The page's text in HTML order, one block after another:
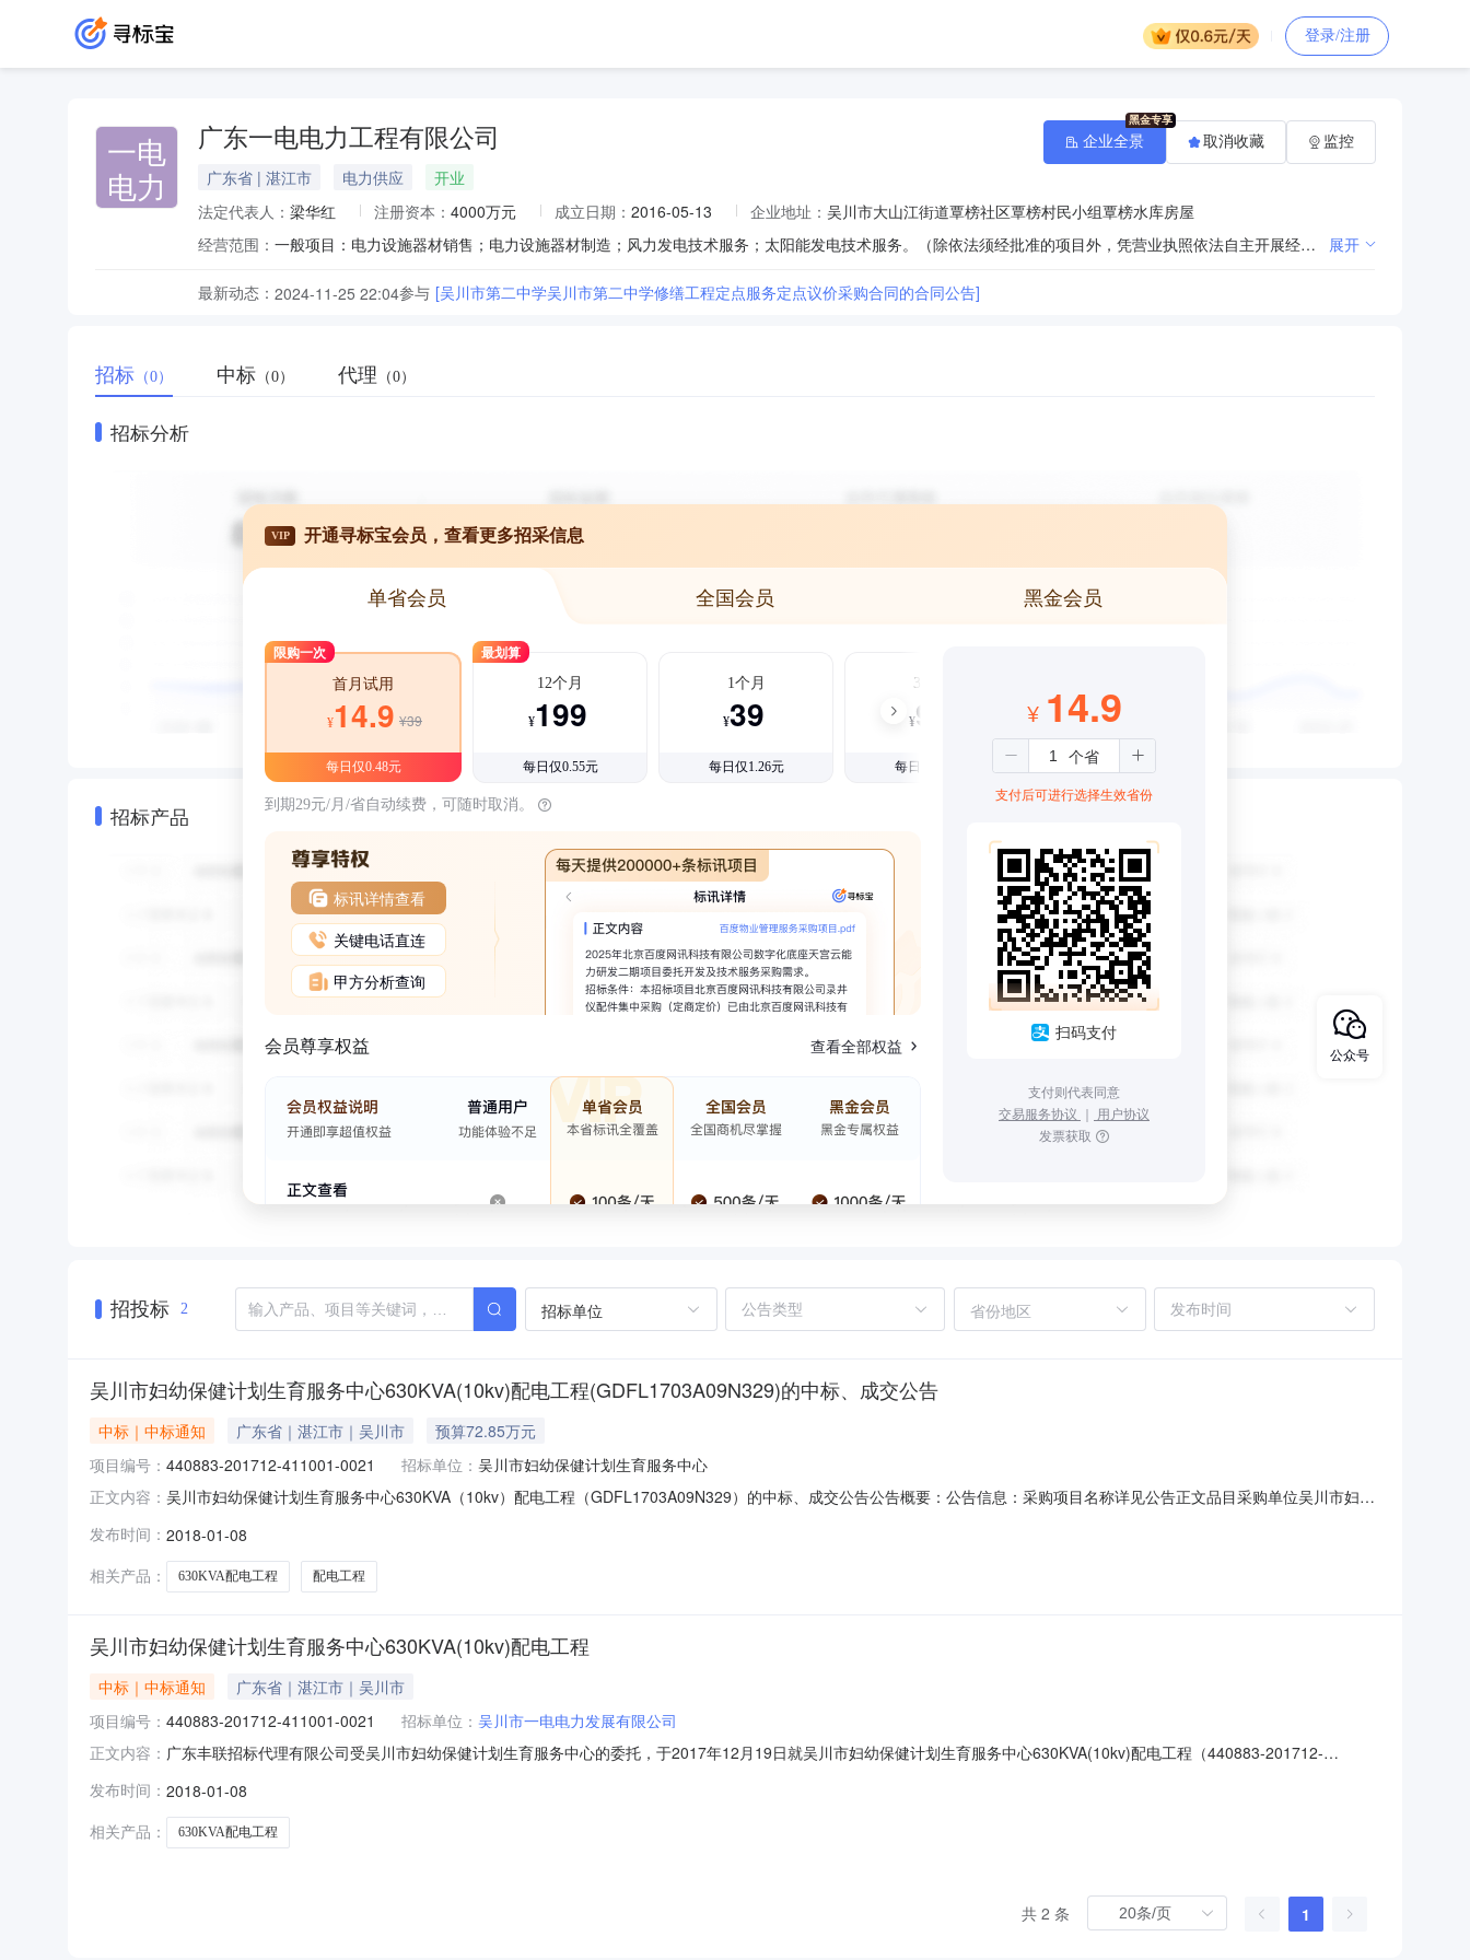
登录/注册
一电
电力
广东一电电力工程有限公司
广东省 | 湛江市 电力供应
开业
法定代表人： 梁华红 注册资本： 4000万元 成立日期： 2016-05-13 企业地址： 吴川市大山江街道覃榜社区覃榜村民小组覃榜水库房屋
经营范围：
一般项目：电力设施器材销售；电力设施器材制造；风力发电技术服务；太阳能发电技术服务。（除依法须经批准的项目外，凭营业执照依法自主开展经营活动）许可项目：输电、供电、受电电力设施的安装、维修和试验；建设工程施工；建设工程设计；建设工程监理；水运工程监理；公路工程监理；电气安装服务；水利工程建设监理；发电业务、输电业务、供（配）电业务；建筑劳务分包。（依法须经批准的项目，经相关部门批准后方可开展经营活动，具体经营项目以相关部门批准文件或许可证件为准） 展开
最新动态： 2024-11-25 22:04参与 [吴川市第二中学吴川市第二中学修缮工程定点服务定点议价采购合同的合同公告]
企业全景 取消收藏 监控
招标 （0） 中标 （0） 代理 （0）
招标分析
招标产品
VIP 开通寻标宝会员，查看更多招采信息
单省会员 全国会员 黑金会员
限购一次
首月试用
¥14.9 ¥39
每日仅0.48元
最划算
12个月
¥199
每日仅0.55元
1个月
¥39
每日仅1.26元
3个月
¥99
每日仅1.08元
到期29元/月/省自动续费，可随时取消。
标讯详情查看
关键电话直连
甲方分析查询
会员尊享权益 查看全部权益
¥ 14.9
支付后可进行选择生效省份
扫码支付
支付则代表同意
交易服务协议 ｜ 用户协议
发票获取
招投标 2 招标单位 省份地区
吴川市妇幼保健计划生育服务中心630KVA(10kv)配电工程(GDFL1703A09N329)的中标、成交公告
中标｜中标通知 广东省｜湛江市｜吴川市
预算72.85万元
项目编号： 440883-201712-411001-0021 招标单位： 吴川市妇幼保健计划生育服务中心
正文内容： 吴川市妇幼保健计划生育服务中心630KVA（10kv）配电工程（GDFL1703A09N329）的中标、成交公告公告概要：公告信息：采购项目名称详见公告正文品目采购单位吴川市妇幼
联系人及联系方式：项目联系人详见公告正文项目联系电话详见公告正文采购单位吴川市妇幼保健计划生育服务中心采购单位地址详见公告正文采购单位联系方式详见公告正文代理
机构名称广东丰
发布时间： 2018-01-08
相关产品：
630KVA配电工程 配电工程
吴川市妇幼保健计划生育服务中心630KVA(10kv)配电工程
中标｜中标通知
广东省｜湛江市｜吴川市
项目编号： 440883-201712-411001-0021 招标单位： 吴川市一电电力发展有限公司
正文内容： 广东丰联招标代理有限公司受吴川市妇幼保健计划生育服务中心的委托，于2017年12月19日就吴川市妇幼保健计划生育服务中心630KVA(10kv)配电工程（440883-201712-
划生育服务中心630KVA(10kv)配电工程三、采购项目预算金额（元）：728,481.28四、采购方式：竞争性磋商五、中标供应商1：中标供应商名
发布时间： 2018-01-08
相关产品：
630KVA配电工程
共 2 条 1
公众号